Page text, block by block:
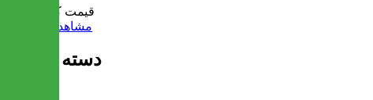
قیمت کل:
مشاهده سبد خرید
دسته بندی ها